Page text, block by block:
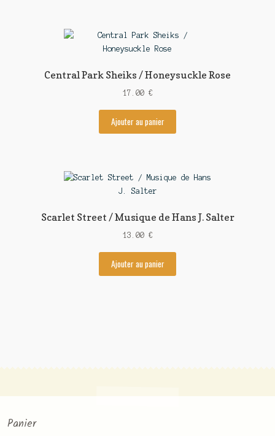
Central Park Sheiks / Honeysuckle Rose
17.00 €
Ajouter au panier
Scarlet Street / Musique de Hans J. Salter
13.00 €
Ajouter au panier
Panier